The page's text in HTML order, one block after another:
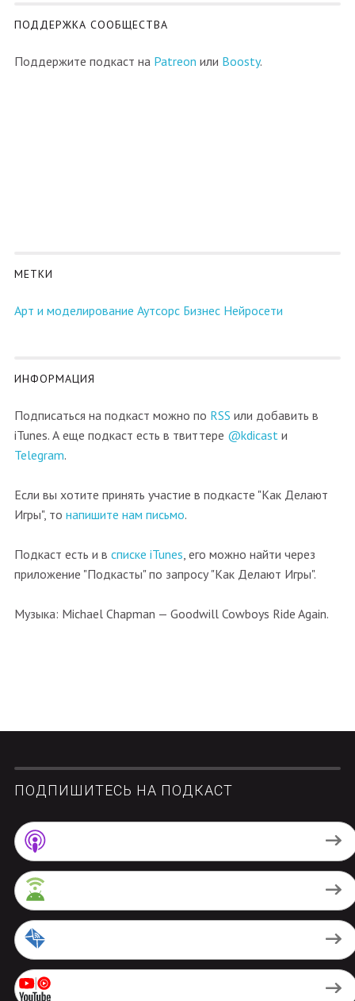
ПОДДЕРЖКА СООБЩЕСТВА
Поддержите подкаст на Patreon или Boosty.
МЕТКИ
Арт и моделирование Аутсорс Бизнес Нейросети
ИНФОРМАЦИЯ
Подписаться на подкаст можно по RSS или добавить в
iTunes. А еще подкаст есть в твиттере @kdicast и
Telegram.
Если вы хотите принять участие в подкасте "Как Делают
Игры", то напишите нам письмо.
Подкаст есть и в списке iTunes , его можно найти через
приложение "Подкасты" по запросу "Как Делают Игры".
Музыка: Michael Chapman — Goodwill Cowboys Ride Again.
ПОДПИШИТЕСЬ НА ПОДКАСТ